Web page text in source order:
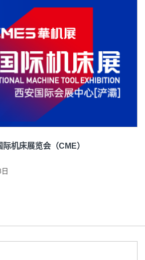
机床展览会（CME）
西部” 展位号：3C-42